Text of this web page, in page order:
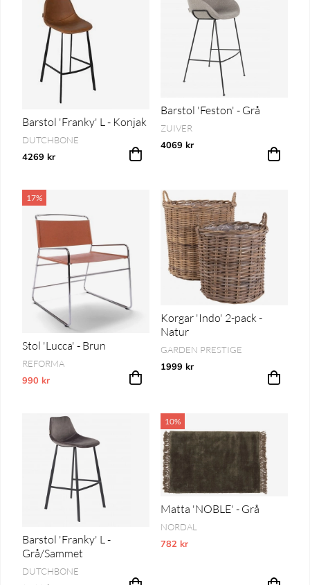
Barstol 'Franky' L - Konjak
DUTCHBONE
4269 kr
Barstol 'Feston' - Grå
ZUIVER
4069 kr
17%
Stol 'Lucca' - Brun
REFORMA
990 kr
Vårt lägsta pris 1-30 dagar innan prissänkning
Korgar 'Indo' 2-pack -
Natur
GARDEN PRESTIGE
1999 kr
Barstol 'Franky' L -
Grå/Sammet
DUTCHBONE
10%
Matta 'NOBLE' - Grå
NORDAL
782 kr
Vårt lägsta pris 1-30 dagar innan